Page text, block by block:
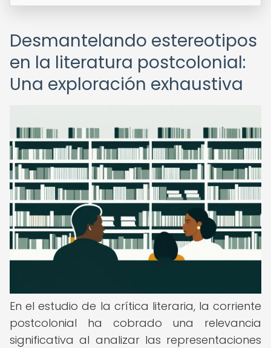
Desmantelando estereotipos
en la literatura postcolonial:
Una exploración exhaustiva
En el estudio de la crítica literaria, la corriente
postcolonial ha cobrado una relevancia
significativa al analizar las representaciones